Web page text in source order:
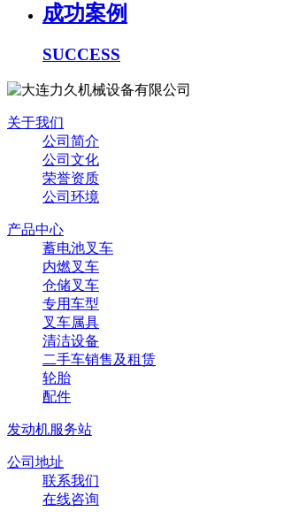
成功案例
SUCCESS
关于我们
公司简介
公司文化
荣誉资质
公司环境
产品中心
蓄电池叉车
内燃叉车
仓储叉车
专用车型
叉车属具
清洁设备
二手车销售及租赁
轮胎
配件
发动机服务站
公司地址
联系我们
在线咨询